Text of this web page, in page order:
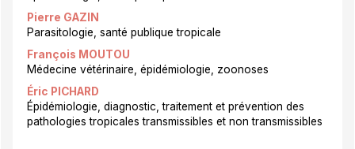
Pierre GAZIN
Parasitologie, santé publique tropicale
François MOUTOU
Médecine vétérinaire, épidémiologie, zoonoses
Éric PICHARD
Épidémiologie, diagnostic, traitement et prévention des
pathologies tropicales transmissibles et non transmissibles